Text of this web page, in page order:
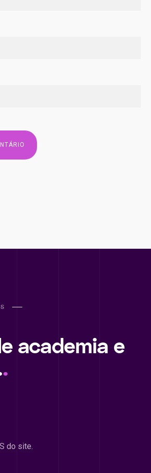
academia e
.
do site.